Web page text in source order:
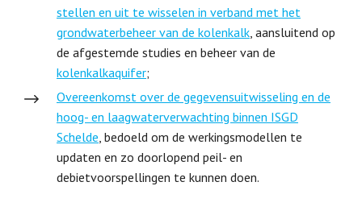
stellen en uit te wisselen in verband met het
grondwaterbeheer van de kolenkalk, aansluitend op
de afgestemde studies en beheer van de
kolenkalkaquifer;
Overeenkomst over de gegevensuitwisseling en de
hoog- en laagwaterverwachting binnen ISGD
Schelde, bedoeld om de werkingsmodellen te
updaten en zo doorlopend peil- en
debietvoorspellingen te kunnen doen.